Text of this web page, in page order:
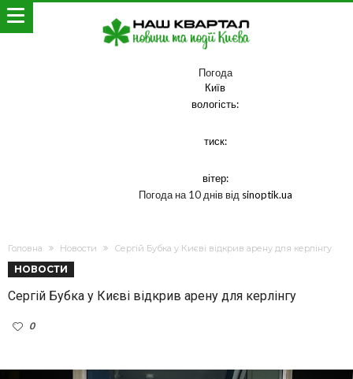
Погода
Київ
вологість:
тиск:
вітер:
Погода на 10 днів від sinoptik.ua
Головна Новости Сергій Бубка у Києві відкрив арену для керлінгу
НОВОСТИ
Сергій Бубка у Києві відкрив арену для керлінгу
0